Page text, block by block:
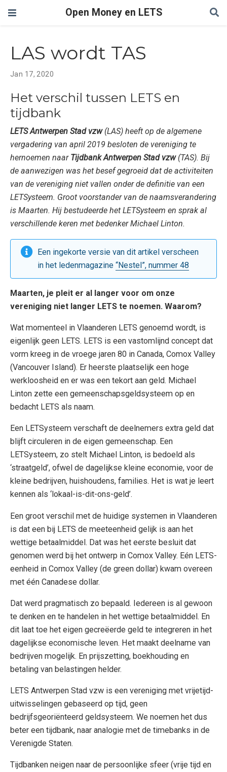
Open Money en LETS
LAS wordt TAS
Jan 17, 2020
Het verschil tussen LETS en
tijdbank
LETS Antwerpen Stad vzw(LAS) heeft op de algemene
vergadering van april 2019 besloten de vereniging te
hernoemen naar Tijdbank Antwerpen Stad vzw(TAS). Bij
de aanwezigen was het besef gegroeid dat de activiteiten
van de vereniging niet vallen onder de definitie van een
LETSysteem. Groot voorstander van de naamsverandering
is Maarten. Hij bestudeerde het LETSysteem en sprak al
verschillende keren met bedenker Michael Linton.
Een ingekorte versie van dit artikel verscheen
in het ledenmagazine “Nestel”, nummer 48
Maarten, je pleit er al langer voor om onze
vereniging niet langer LETS te noemen. Waarom?
Wat momenteel in Vlaanderen LETS genoemd wordt, is
eigenlijk geen LETS. LETS is een vastomlijnd concept dat
vorm kreeg in de vroege jaren 80 in Canada, Comox Valley
(Vancouver Island). Er heerste plaatselijk een hoge
werkloosheid en er was een tekort aan geld. Michael
Linton zette een gemeenschapsgeldsysteem op en
bedacht LETS als naam.
Een LETSysteem verschaft de deelnemers extra geld dat
blijft circuleren in de eigen gemeenschap. Een
LETSysteem, zo stelt Michael Linton, is bedoeld als
‘straatgeld’, ofwel de dagelijkse kleine economie, voor de
kleine bedrijven, huishoudens, families. Het is wat je leert
kennen als ‘lokaal-is-dit-ons-geld’.
Een groot verschil met de huidige systemen in Vlaanderen
is dat een bij LETS de meeteenheid gelijk is aan het
wettige betaalmiddel. Dat was het eerste besluit dat
genomen werd bij het ontwerp in Comox Valley. Eén LETS-
eenheid in Comox Valley (de green dollar) kwam overeen
met één Canadese dollar.
Dat werd pragmatisch zo bepaald. Iedereen is al gewoon
te denken en te handelen in het wettige betaalmiddel. En
dit laat toe het eigen gecreëerde geld te integreren in het
dagelijkse economische leven. Het maakt deelname van
bedrijven mogelijk. En prijszetting, boekhouding en
betaling van belastingen helder.
LETS Antwerpen Stad vzw is een vereniging met vrijetijd-
uitwisselingen gebaseerd op tijd, geen
bedrijfsgeoriënteerd geldsysteem. We noemen het dus
beter een tijdbank, naar analogie met de timebanks in de
Verenigde Staten.
Tijdbanken neigen naar de persoonlijke sfeer (vrije tijd en